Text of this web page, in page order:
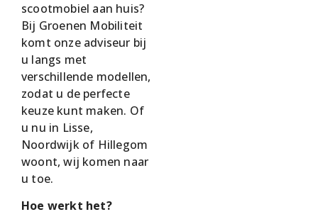
scootmobiel aan huis?
Bij Groenen Mobiliteit
komt onze adviseur bij
u langs met
verschillende modellen,
zodat u de perfecte
keuze kunt maken. Of
u nu in Lisse,
Noordwijk of Hillegom
woont, wij komen naar
u toe.
Hoe werkt het?